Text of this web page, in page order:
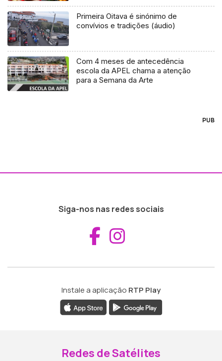
Primeira Oitava é sinónimo de
convívios e tradições (áudio)
Com 4 meses de antecedência
escola da APEL chama a atenção
para a Semana da Arte
PUB
Siga-nos nas redes sociais
Aceder ao
Instale a aplicação RTP Play
Redes de Satélites